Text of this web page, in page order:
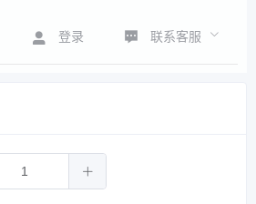
登录 联系客服